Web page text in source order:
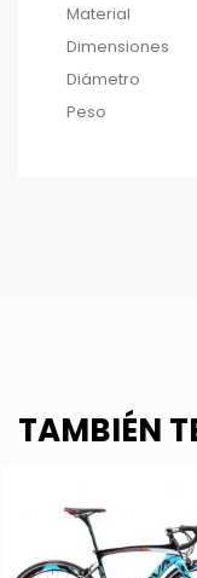
Material
Dimensiones
Diámetro
Peso
TAMBIÉN